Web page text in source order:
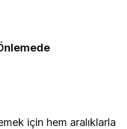
için hem aralıklarla